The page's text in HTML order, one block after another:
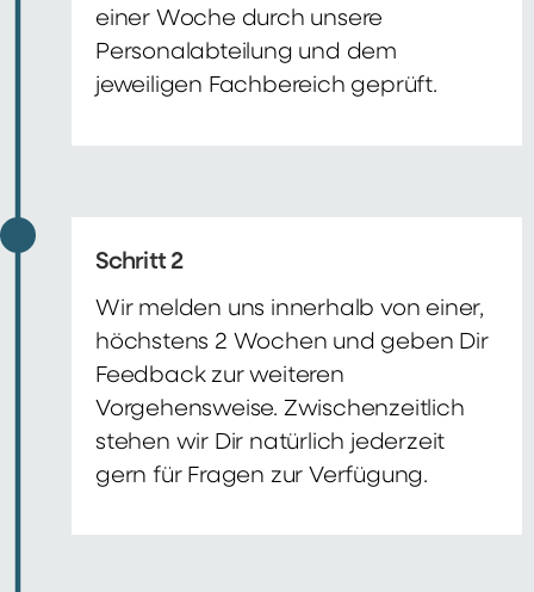
einer Woche durch unsere
Personalabteilung und dem
jeweiligen Fachbereich geprüft.
Schritt 2
Wir melden uns innerhalb von einer,
höchstens 2 Wochen und geben Dir
Feedback zur weiteren
Vorgehensweise. Zwischenzeitlich
stehen wir Dir natürlich jederzeit
gern für Fragen zur Verfügung.